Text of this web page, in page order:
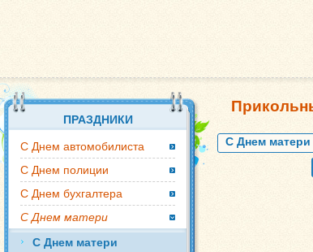
С Днем матери
ПРАЗДНИКИ
С Днем автомобилиста
С Днем полиции
С Днем бухгалтера
С Днем матери
С Днем матери